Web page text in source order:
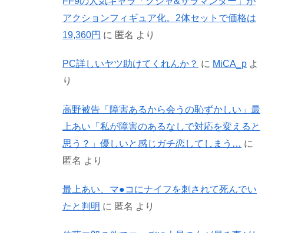
アクションフィギュア化。2体セットで価格は
19,360円 に 匿名 より
PC詳しいヤツ助けてくれんか？ に MiCA_p よ
り
高野被告「障害あるから会うの恥ずかしい」最
上あい「私が障害のあるなしで対応を変えると
思う？」優しいと感じガチ恋してしまう…
に
匿名 より
最上あい、マ●コにナイフを刺されて死んでい
たと判明 に 匿名 より